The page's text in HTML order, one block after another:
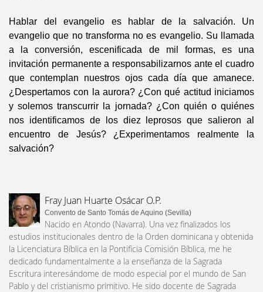
Hablar del evangelio es hablar de la salvación. Un
evangelio que no transforma no es evangelio. Su llamada
a la conversión, escenificada de mil formas, es una
invitación permanente a responsabilizarnos ante el cuadro
que contemplan nuestros ojos cada día que amanece.
¿Despertamos con la aurora? ¿Con qué actitud iniciamos
y solemos transcurrir la jornada? ¿Con quién o quiénes
nos identificamos de los diez leprosos que salieron al
encuentro de Jesús? ¿Experimentamos realmente la
salvación?
Fray Juan Huarte Osácar O.P.
Convento de Santo Tomás de Aquino (Sevilla)
Nacido en Atondo (Navarra). Una vez finalizados los
estudios institucionales dentro de la Orden dominicana y obtenida
la Licenciatura Bíblica en la Pontificia Comisión Bíblica, me he
dedicado fundamentalmente a la enseñanza de la Sagrada
Escritura interesándome de modo especial por el mundo de San
Pablo y del cristianismo primitivo. He sido docente de Sagrada